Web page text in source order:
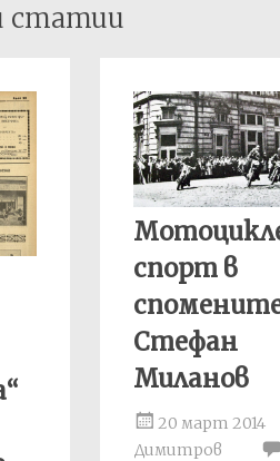
статии
спорт в
Стефан
Миланов
20 март 2014
Димитров